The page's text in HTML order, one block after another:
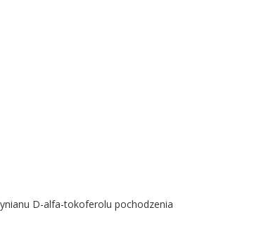
D-alfa-tokoferolu pochodzenia